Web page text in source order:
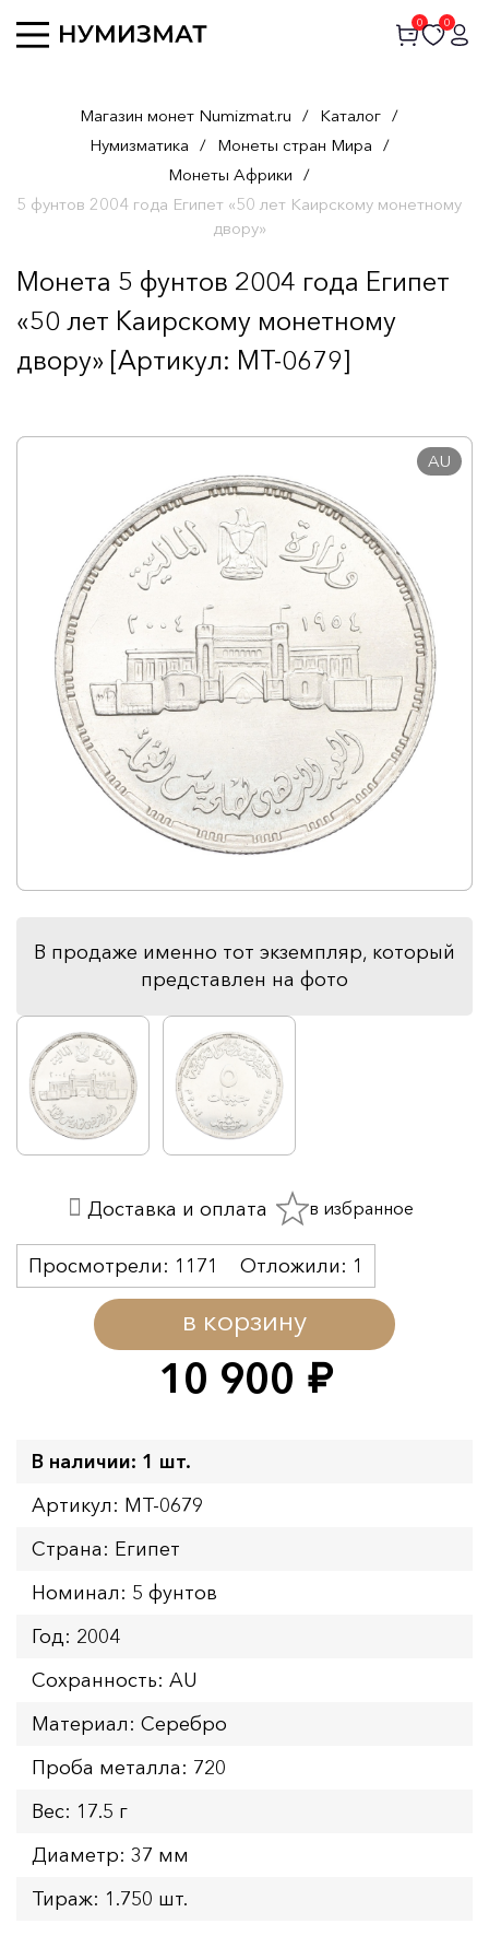
0 0
Магазин монет Numizmat.ru / Каталог /
Нумизматика / Монеты стран Мира /
Монеты Африки /
5 фунтов 2004 года Египет «50 лет Каирскому монетному
двору»
Монета 5 фунтов 2004 года Египет
«50 лет Каирскому монетному
двору» [Артикул: MT-0679]
AU
В продаже именно тот экземпляр, который
представлен на фото
10 900 руб.
в корзину
Просмотрели: 1171 Отложили: 1
Доставка и оплата в избранное
В наличии: 1 шт.
Артикул: MT-0679
Страна: Египет
Номинал: 5 фунтов
Год: 2004
Сохранность: AU
Материал: Серебро
Проба металла: 720
Вес: 17.5 г
Диаметр: 37 мм
Тираж: 1.750 шт.